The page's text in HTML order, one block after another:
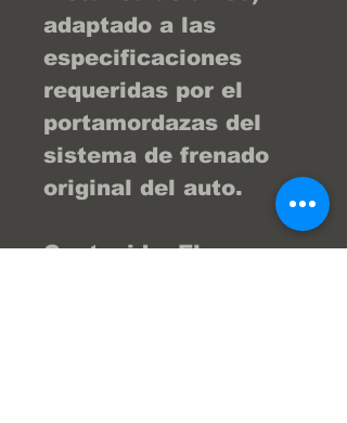
adaptado a las
especificaciones
requeridas por el
portamordazas del
sistema de frenado
original del auto.
Contenido: El